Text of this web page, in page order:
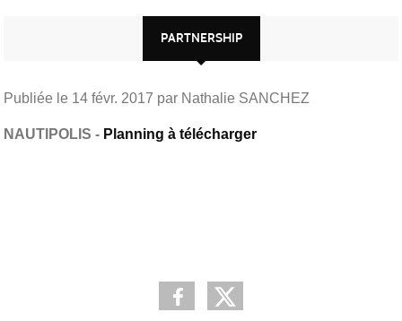
PARTNERSHIP
Publiée le 14 févr. 2017 par Nathalie SANCHEZ
NAUTIPOLIS - Planning à télécharger